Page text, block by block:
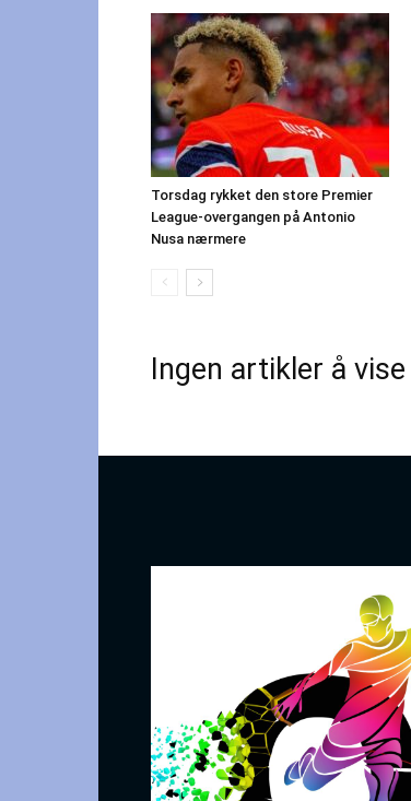
Torsdag rykket den store Premier
League-overgangen på Antonio
Nusa nærmere
Ingen artikler å vise